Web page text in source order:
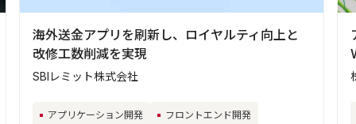
海外送金アプリを刷新し、ロイヤルティ向上と
改修工数削減を実現
SBIレミット株式会社
アプリケーション開発 フロントエンド開発